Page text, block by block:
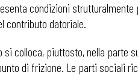
condizioni
contributo datoriale.
si colloca, piuttosto, nella parte
di frizione. Le parti sociali